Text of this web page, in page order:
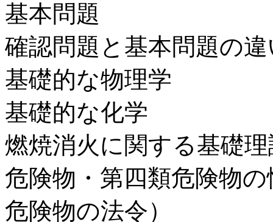
基本問題
確認問題と基本問題の
基礎的な物理学
基礎的な化学
燃焼消火に関する基礎
危険物・第四類危険物
危険物の法令）